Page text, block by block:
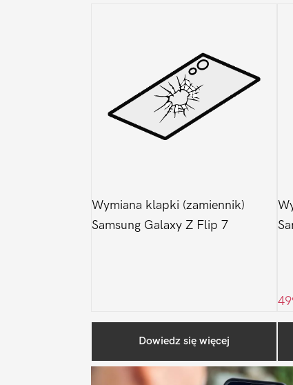
Wymiana klapki (zamiennik)
Samsung Galaxy Z Flip 7
Dowiedz się więcej